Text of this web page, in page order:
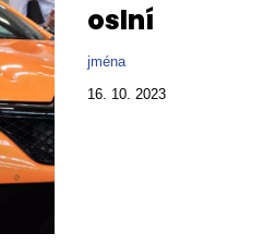
oslní
jména
16. 10. 2023